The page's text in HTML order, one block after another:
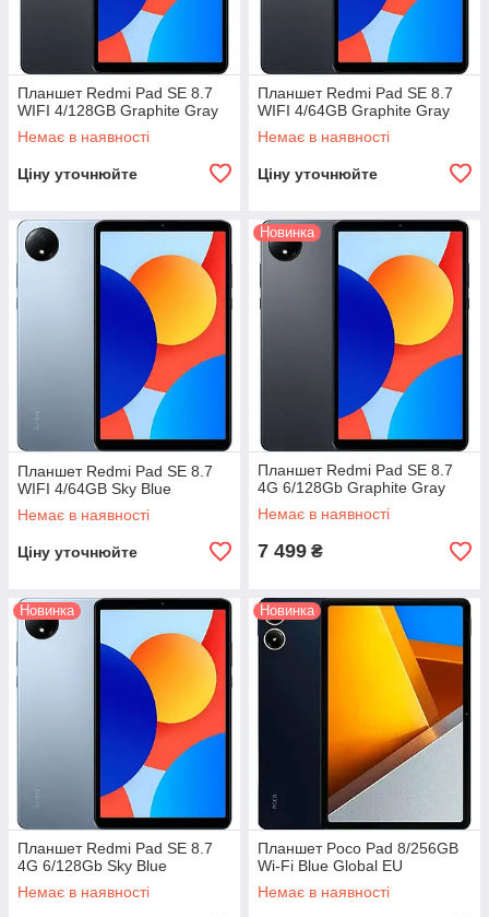
Планшет Redmi Pad SE 8.7
WIFI 4/128GB Graphite Gray
Немає в наявності
Ціну уточнюйте
Планшет Redmi Pad SE 8.7
WIFI 4/64GB Graphite Grаy
Немає в наявності
Ціну уточнюйте
Планшет Redmi Pad SE 8.7
WIFI 4/64GB Sky Blue
Немає в наявності
Ціну уточнюйте
Новинка
Планшет Redmi Pad SE 8.7
4G 6/128Gb Graphite Gray
Немає в наявності
7 499 ₴
Новинка
Планшет Redmi Pad SE 8.7
4G 6/128Gb Sky Blue
Немає в наявності
Новинка
Планшет Poco Pad 8/256GB
Wi-Fi Blue Global EU
Немає в наявності